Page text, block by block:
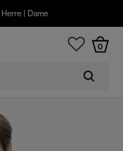
Herre| Dame
0